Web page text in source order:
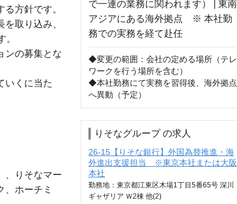
方針です。
取り込み、
。
ンの募集とな
いくに当た
、りそなマー
、ホーチミ
◆変更の範囲：会社の定める場所（テレ
ワークを行う場所を含む）
◆本社勤務にて実務を習得後、海外拠点
へ異動（予定）
りそなグループ の求人
26-15【りそな銀行】外国為替推進・海
外進出支援担当 ※東京本社または大阪
本社
勤務地：東京都江東区木場1丁目5番65号 深川
ギャザリア Ｗ2棟 他(2)